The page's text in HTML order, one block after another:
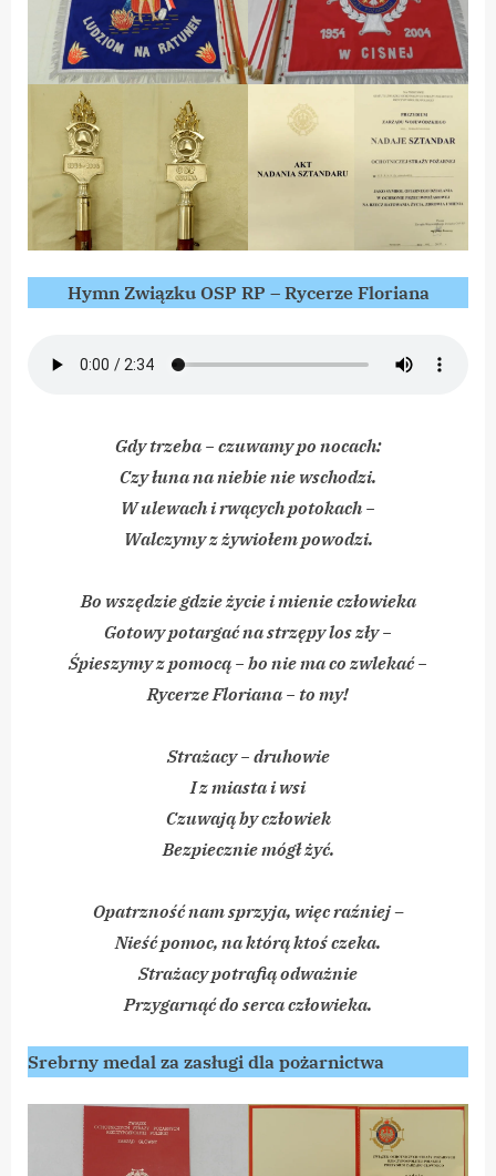
Hymn Związku OSP RP – Rycerze Floriana
Gdy trzeba − czuwamy po nocach:
Czy łuna na niebie nie wschodzi.
W ulewach i rwących potokach −
Walczymy z żywiołem powodzi.
Bo wszędzie gdzie życie i mienie człowieka
Gotowy potargać na strzępy los zły −
Śpieszymy z pomocą − bo nie ma co zwlekać −
Rycerze Floriana − to my!
Strażacy − druhowie
I z miasta i wsi
Czuwają by człowiek
Bezpiecznie mógł żyć.
Opatrzność nam sprzyja, więc raźniej –
Nieść pomoc, na którą ktoś czeka.
Strażacy potrafią odważnie
Przygarnąć do serca człowieka.
Srebrny medal za zasługi dla pożarnictwa